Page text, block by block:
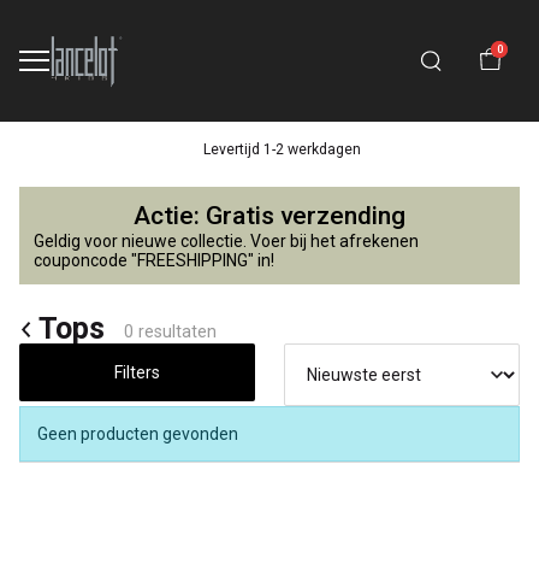
0
Levertijd 1-2 werkdagen
Tops
Lancelot
4
Kids
Actie: Gratis verzending
Geldig voor nieuwe collectie. Voer bij het afrekenen
couponcode "FREESHIPPING" in!
Tops 0 resultaten
Filters
Geen producten gevonden